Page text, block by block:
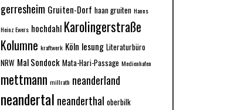
gerresheim Gruiten-Dorf haan gruiten Hanns
Heinz Ewers hochdahl Karolingerstraße
Kolumne kraftwerk Köln lesung Literaturbüro
NRW Mal Sondock Mata-Hari-Passage Medienhafen
mettmann millrath neanderland
neandertal neanderthal oberbilk